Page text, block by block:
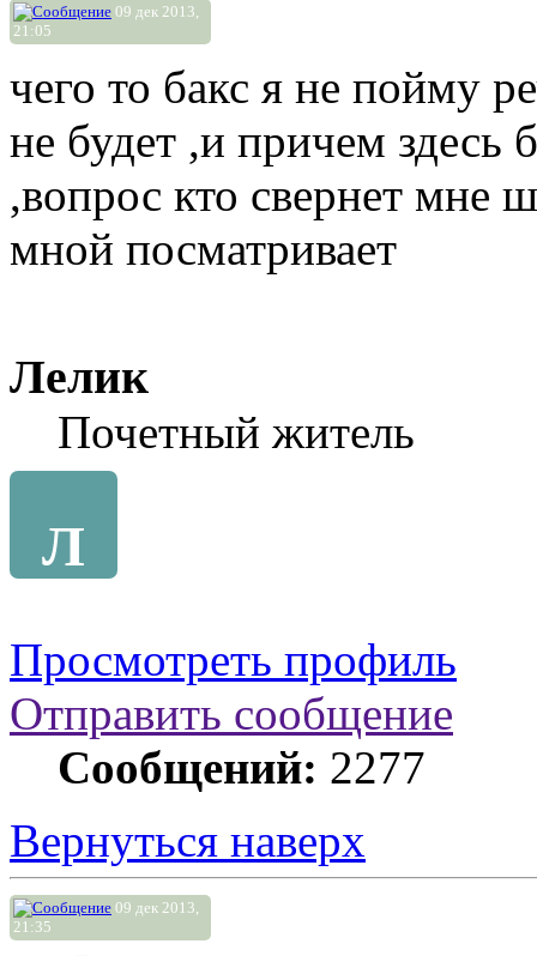
09 дек 2013,
21:05
чего то бакс я не пойму
не будет ,и причем здесь
,вопрос кто свернет мне
мной посматривает
Лелик
Почетный житель
Л
Просмотреть профиль
Отправить сообщение
Сообщений: 2277
Вернуться наверх
09 дек 2013,
21:35